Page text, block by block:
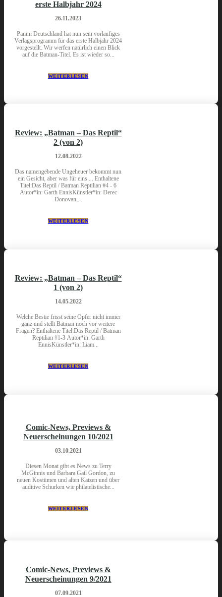
erste Halbjahr 2024
26.11.2023
Panini Deutschland hat nun sein vorläufiges
Verlagsprogramm für das erste Halbjahr 2024
vorgestellt. Wir werfen natürlich einen Blick
auf die Batman-Titel. Es ist wieder so...
WEITERLESEN
Review: „Batman – Das Reptil“
2 (von 2)
12.08.2022
Das namengebende Ungeheuer bekommt nun
ein Gesicht, aber was für eins ... Enthaltene
Titel:Das Reptil / Batman Reptilian #4 - 6
Autor*in: Garth EnnisKünstler*in: Derec
Donovan,...
WEITERLESEN
Review: „Batman – Das Reptil“
1 (von 2)
14.05.2022
Welche Bestie frisst seine Opfer nicht immer
ganz und stellt Batman noch vor weitere
Fragen? Enthaltene Titel:Das Reptil / Batman
Reptilian #1-3 Autor*in: Garth
EnnisKünstler*in: Liam...
WEITERLESEN
Comic-News, Previews &
Neuerscheinungen 10/2021
03.10.2021
Diesen Monat gibt es News zu Terry
McGinnis und Barbara Gail Gordon, zu
neuen Kostümen und alten Katzen und über
auditive Schurken wie philatelistische...
WEITERLESEN
Comic-News, Previews &
Neuerscheinungen 9/2021
07.09.2021